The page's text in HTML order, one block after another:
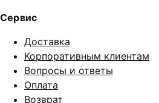
Сервис
Доставка
Корпоративным клиентам
Вопросы и ответы
Оплата
Возврат